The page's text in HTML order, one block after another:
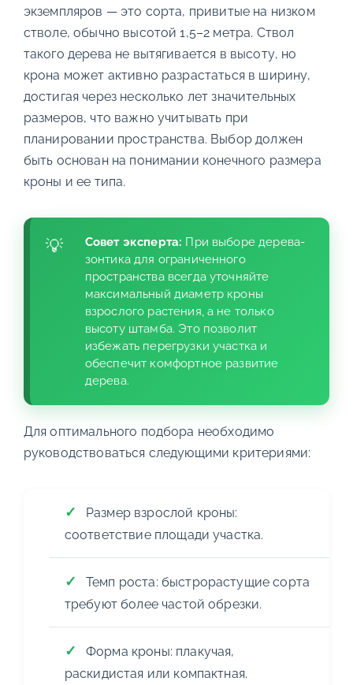
экземпляров — это сорта, привитые на низком
стволе, обычно высотой 1,5–2 метра. Ствол
такого дерева не вытягивается в высоту, но
крона может активно разрастаться в ширину,
достигая через несколько лет значительных
размеров, что важно учитывать при
планировании пространства. Выбор должен
быть основан на понимании конечного размера
кроны и ее типа.
Совет эксперта: При выборе дерева-
зонтика для ограниченного
пространства всегда уточняйте
максимальный диаметр кроны
взрослого растения, а не только
высоту штамба. Это позволит
избежать перегрузки участка и
обеспечит комфортное развитие
дерева.
Для оптимального подбора необходимо
руководствоваться следующими критериями:
Размер взрослой кроны:
соответствие площади участка.
Темп роста: быстрорастущие сорта
требуют более частой обрезки.
Форма кроны: плакучая,
раскидистая или компактная.